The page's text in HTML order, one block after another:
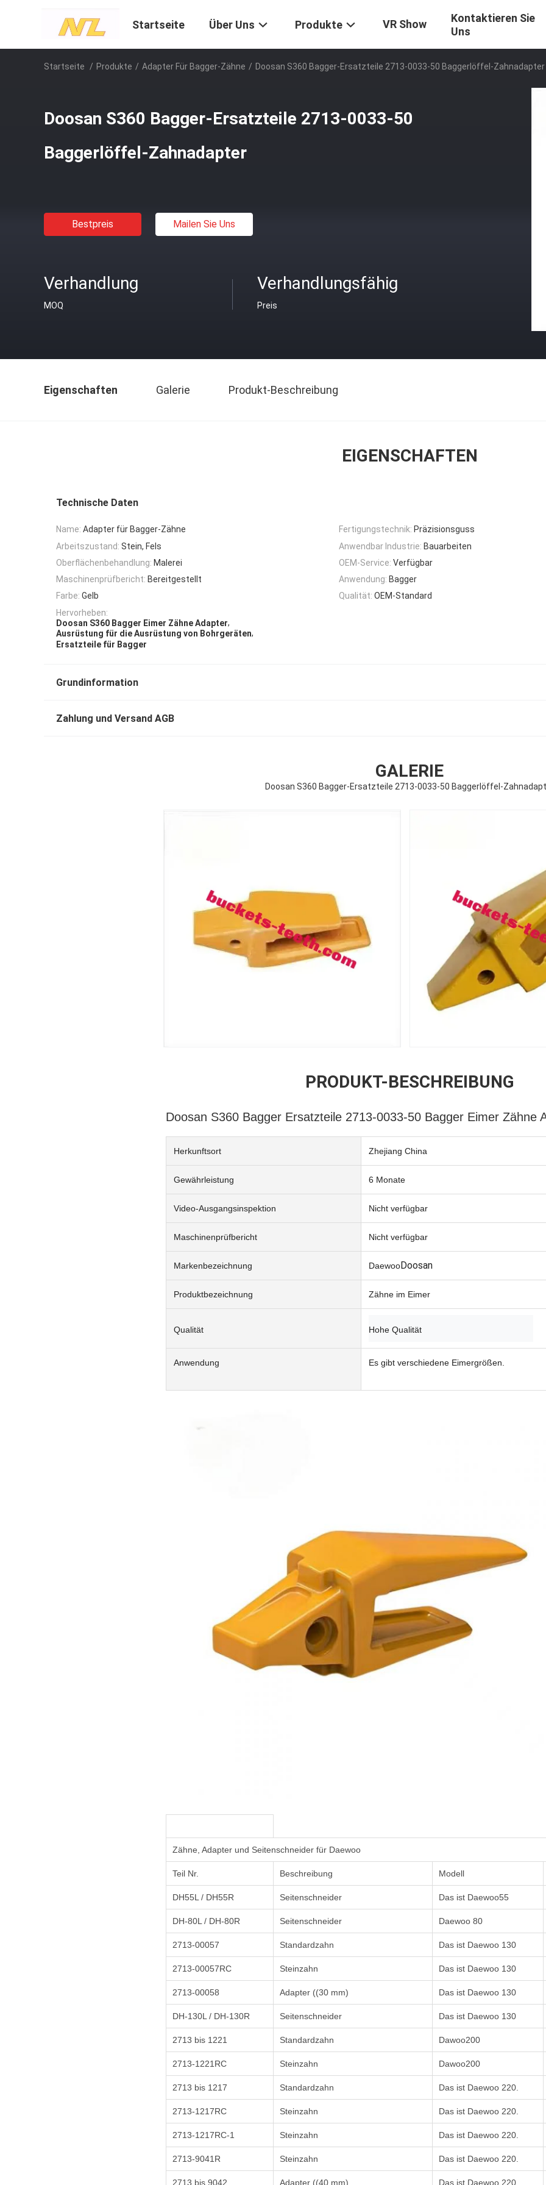
Startseite Über Uns Produkte VR Show
Kontaktieren Sie
Uns
Startseite / Produkte / Adapter Für Bagger-Zähne / Doosan S360 Bagger-Ersatzteile 2713-0033-50 Baggerlöffel-Zahnadapter
Doosan S360 Bagger-Ersatzteile 2713-0033-50
Baggerlöffel-Zahnadapter
Bestpreis Mailen Sie Uns
Verhandlung
MOQ
Verhandlungsfähig
Preis
Eigenschaften Galerie Produkt-Beschreibung
EIGENSCHAFTEN
Technische Daten
Name: Adapter für Bagger-Zähne Fertigungstechnik: Präzisionsguss
Arbeitszustand: Stein, Fels Anwendbar Industrie: Bauarbeiten
Oberflächenbehandlung: Malerei OEM-Service: Verfügbar
Maschinenprüfbericht: Bereitgestellt Anwendung: Bagger
Farbe: Gelb Qualität: OEM-Standard
Hervorheben:
Doosan S360 Bagger Eimer Zähne Adapter,
Ausrüstung für die Ausrüstung von Bohrgeräten,
Ersatzteile für Bagger
Grundinformation
Zahlung und Versand AGB
GALERIE
Doosan S360 Bagger-Ersatzteile 2713-0033-50 Baggerlöffel-
PRODUKT-BESCHREIBUNG
Doosan S360 Bagger Ersatzteile 2713-0033-50 Bagger Eimer Zähne
Herkunftsort Zhejiang China
Gewährleistung 6 Monate
Video-Ausgangsinspektion Nicht verfügbar
Maschinenprüfbericht Nicht verfügbar
Markenbezeichnung DaewooDoosan
Produktbezeichnung Zähne im Eimer
Qualität Hohe Qualität
Anwendung Es gibt verschiedene Eimergrößen.
Zähne, Adapter und Seitenschneider für Daewoo
Teil Nr. Beschreibung Modell
DH55L / DH55R Seitenschneider Das ist Daewoo55
DH-80L / DH-80R Seitenschneider Daewoo 80
2713-00057 Standardzahn Das ist Daewoo 130
2713-00057RC Steinzahn Das ist Daewoo 130
2713-00058 Adapter ((30 mm) Das ist Daewoo 130
DH-130L / DH-130R Seitenschneider Das ist Daewoo 130
2713 bis 1221 Standardzahn Dawoo200
2713-1221RC Steinzahn Dawoo200
2713 bis 1217 Standardzahn Das ist Daewoo 220.
2713-1217RC Steinzahn Das ist Daewoo 220.
2713-1217RC-1 Steinzahn Das ist Daewoo 220.
2713-9041R Steinzahn Das ist Daewoo 220.
2713 bis 9042 Adapter ((40 mm) Das ist Daewoo 220.